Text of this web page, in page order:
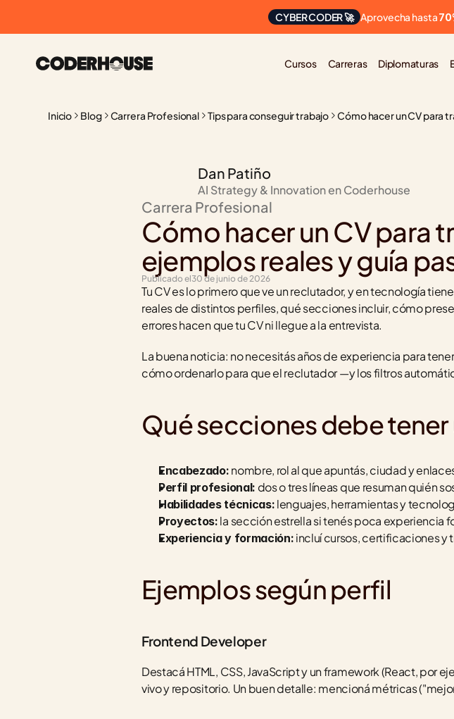
CYBER CODER 🚀 Aprovecha hasta
Cursos Carreras Diplomaturas
Inicio Blog Carrera Profesional Tips para conseguir trabajo Cómo hacer un CV para
Dan Patiño
AI Strategy & Innovation en Coderhouse
Carrera Profesional
Cómo hacer un CV para
ejemplos reales y guía
Publicado el30 de junio de 2026
Tu CV es lo primero que ve un reclutador, y en tecnología
reales de distintos perfiles, qué secciones incluir, cómo
errores hacen que tu CV ni llegue a la entrevista.
La buena noticia: no necesitás años de experiencia para
cómo ordenarlo para que el reclutador —y los filtros
Qué secciones debe tener
Encabezado: nombre, rol al que apuntás, ciudad y
Perfil profesional: dos o tres líneas que resuman quién
Habilidades técnicas: lenguajes, herramientas y
Proyectos: la sección estrella si tenés poca experiencia
Experiencia y formación: incluí cursos, certificaciones y
Ejemplos según perfil
Frontend Developer
Destacá HTML, CSS, JavaScript y un framework (React, por
vivo y repositorio. Un buen detalle: mencioná métricas